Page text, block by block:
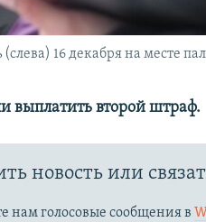
16 декабря на месте
выплатить второй штраф.
новость или
нам голосовые сообщения в